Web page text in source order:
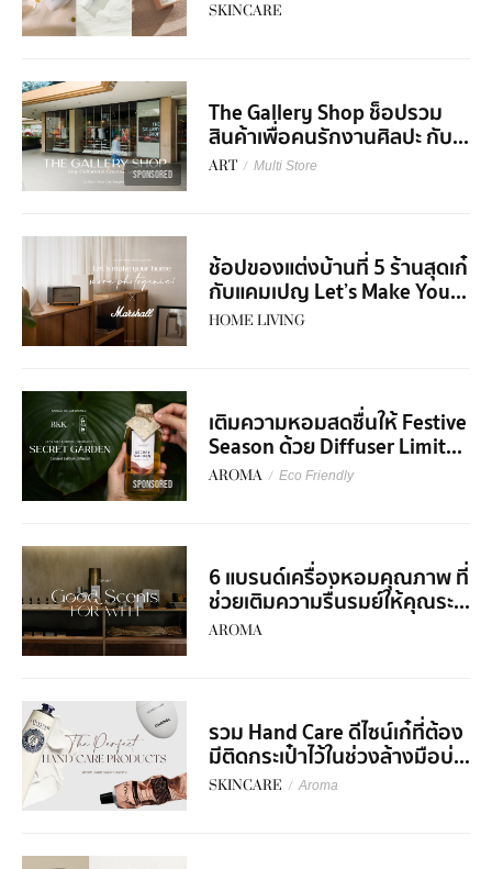
SKINCARE
SPONSORED
The Gallery Shop ช็อปรวม
สินค้าเพื่อคนรักงานศิลปะ กับ...
ART / Multi Store
ช้อปของแต่งบ้านที่ 5 ร้านสุดเก๋
กับแคมเปญ Let’s Make You...
HOME LIVING
SPONSORED
เติมความหอมสดชื่นให้ Festive
Season ด้วย Diffuser Limit...
AROMA / Eco Friendly
6 แบรนด์เครื่องหอมคุณภาพ ที่
ช่วยเติมความรื่นรมย์ให้คุณระ...
AROMA
รวม Hand Care ดีไซน์เก๋ที่ต้อง
มีติดกระเป๋าไว้ในช่วงล้างมือบ่...
SKINCARE / Aroma